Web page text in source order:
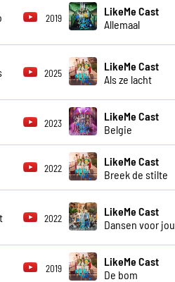
2019
LikeMe Cast
Allemaal
2025
LikeMe Cast
Als ze lacht
2023
LikeMe Cast
Belgie
2022
LikeMe Cast
Breek de stilte
2022
LikeMe Cast
Dansen voor jou
2019
LikeMe Cast
De bom